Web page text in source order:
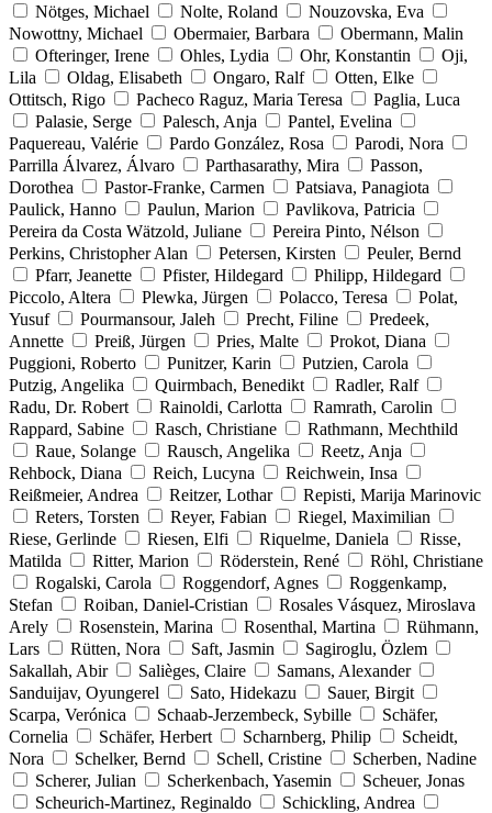
Nötges, Michael
Nolte, Roland
Nouzovska, Eva
Nowottny, Michael
Obermaier, Barbara
Obermann, Malin
Ofteringer, Irene
Ohles, Lydia Ohr, Konstantin
Oji,
Lila
Oldag, Elisabeth Ongaro, Ralf
Otten, Elke
Ottitsch, Rigo
Pacheco Raguz, Maria Teresa
Paglia, Luca
Palasie, Serge
Palesch, Anja
Pantel, Evelina
Paquereau, Valérie
Pardo González, Rosa
Parodi, Nora
Parrilla Álvarez, Álvaro
Parthasarathy, Mira
Passon,
Dorothea
Pastor-Franke, Carmen
Patsiava, Panagiota
Paulick, Hanno
Paulun, Marion
Pavlikova, Patricia
Pereira da Costa Wätzold, Juliane
Pereira Pinto, Nélson
Perkins, Christopher Alan
Petersen, Kirsten
Peuler, Bernd
Pfarr, Jeanette
Pfister, Hildegard
Philipp, Hildegard
Piccolo, Altera
Plewka, Jürgen Polacco, Teresa
Polat,
Yusuf
Pourmansour, Jaleh Precht, Filine
Predeek,
Annette
Preiß, Jürgen Pries, Malte
Prokot, Diana
Puggioni, Roberto
Punitzer, Karin
Putzien, Carola
Putzig, Angelika
Quirmbach, Benedikt
Radler, Ralf
Radu, Dr. Robert
Rainoldi, Carlotta
Ramrath, Carolin
Rappard, Sabine
Rasch, Christiane
Rathmann, Mechthild
Raue, Solange
Rausch, Angelika
Reetz, Anja
Rehbock, Diana
Reich, Lucyna
Reichwein, Insa
Reißmeier, Andrea
Reitzer, Lothar
Repisti, Marija Marinovic
Reters, Torsten
Reyer, Fabian
Riegel, Maximilian
Riese, Gerlinde
Riesen, Elfi Riquelme, Daniela
Risse,
Matilda
Ritter, Marion Röderstein, René
Röhl, Christiane
Rogalski, Carola
Roggendorf, Agnes
Roggenkamp,
Stefan
Roiban, Daniel-Cristian
Rosales Vásquez, Miroslava
Arely
Rosenstein, Marina Rosenthal, Martina
Rühmann,
Lars
Rütten, Nora Saft, Jasmin
Sagiroglu, Özlem
Sakallah, Abir
Salièges, Claire
Samans, Alexander
Sanduijav, Oyungerel
Sato, Hidekazu
Sauer, Birgit
Scarpa, Verónica
Schaab-Jerzembeck, Sybille
Schäfer,
Cornelia
Schäfer, Herbert Scharnberg, Philip
Scheidt,
Nora
Schelker, Bernd Schell, Cristine
Scherben, Nadine
Scherer, Julian
Scherkenbach, Yasemin
Scheuer, Jonas
Scheurich-Martinez, Reginaldo
Schickling, Andrea